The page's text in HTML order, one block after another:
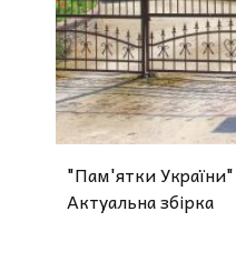
"Пам'ятки
Актуальна збірка